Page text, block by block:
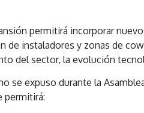
permitirá incorporar
de instaladores y zonas de
del sector, la evolución
se expuso durante la
permitirá: